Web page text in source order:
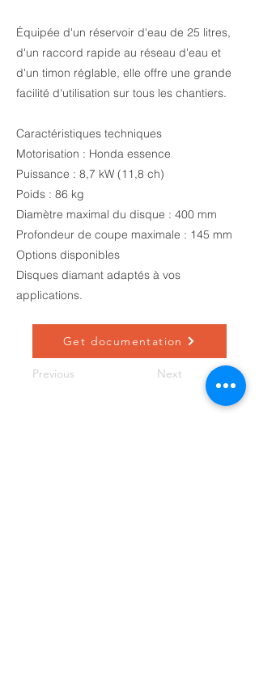
Équipée d'un réservoir d'eau de 25 litres,
d'un raccord rapide au réseau d'eau et
d'un timon réglable, elle offre une grande
facilité d'utilisation sur tous les chantiers.
Caractéristiques techniques
Motorisation : Honda essence
Puissance : 8,7 kW (11,8 ch)
Poids : 86 kg
Diamètre maximal du disque : 400 mm
Profondeur de coupe maximale : 145 mm
Options disponibles
Disques diamant adaptés à vos
applications.
Get documentation
Previous Next